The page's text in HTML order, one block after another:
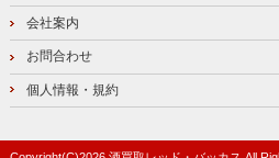
会社案内
お問合わせ
個人情報・規約